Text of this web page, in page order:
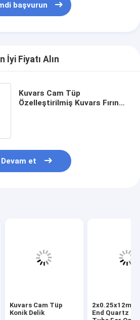
başvurun
İyi Fiyatı Alın
Kuvars Cam Tüp
Özelleştirilmiş Kuvars Fırın
Devam et
Kuvars Cam Tüp
Konik Delik
2x0.25x12mm
End Quartz